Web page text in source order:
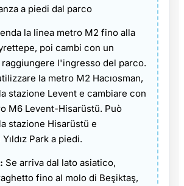
a piedi dal parco
la linea metro M2 fino alla
poi cambi con un
l'ingresso del parco.
la metro M2 Hacıosman,
stazione Levent e cambiare con
M6 Levent-Hisarüstü. Può
stazione Hisarüstü e
Park a piedi.
Se arriva dal lato asiatico,
fino al molo di Beşiktaş,